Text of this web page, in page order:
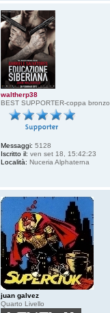
waltherp38
BEST SUPPORTER-coppa bronzo
Messaggi: 5128
Iscritto il: ven set 18, 15:42:23
Località: Nuceria Alphaterna
juan galvez
Quarto Livello